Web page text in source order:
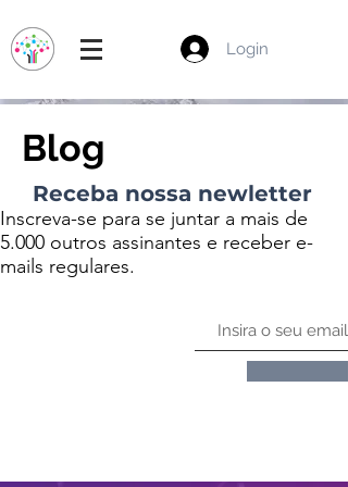
Login
Blog
Receba nossa newletter
Inscreva-se para se juntar a mais de
5.000 outros assinantes e receber e-
mails regulares.